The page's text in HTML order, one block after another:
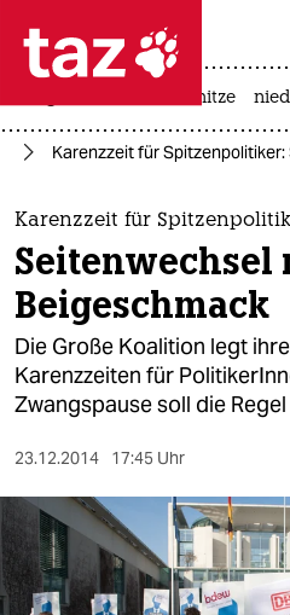
 taz zahl
taz zahl ich
themen
politik
öko
gesellschaft
sport
berlin
nord
hitze
Karenzzeit für
Karenzzeit für
Seitenwechsel
Beigeschmack
Die Große Koalition legt
Karenzzeiten für
Zwangspause soll die
23.12.2014 17:45 Uhr